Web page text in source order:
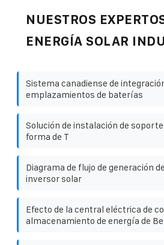
NUESTROS
ENERGÍA SOLAR
Sistema canadiense de
emplazamientos de baterías
Solución de instalación de
forma de T
Diagrama de flujo de generación
inversor solar
Efecto de la central eléctrica de
almacenamiento de energía de